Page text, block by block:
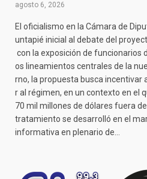
agosto 6, 2026
El oficialismo en la Cámara de
untapié inicial al debate del
con la exposición de funcionarios
os lineamientos centrales de la
rno, la propuesta busca incentivar
r al régimen, en un contexto en el
70 mil millones de dólares fuera
tratamiento se desarrolló en el
informativa en plenario de…